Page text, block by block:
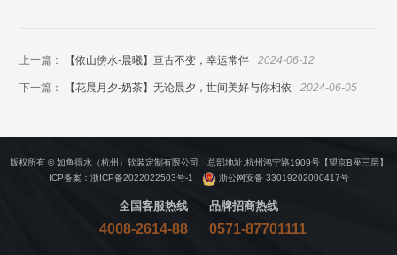
上一篇： 【依山傍水-晨曦】亘古不变，幸运常伴 2024-06-12
下一篇： 【花晨月夕-奶茶】无论晨夕，世间美好与你相依 2024-06-05
版权所有 © 如鱼得水（杭州）软装定制有限公司 总部地址.杭州鸿宁路1909号【望京B座三层】
ICP备案： 浙ICP备2022022503号-1 浙公网安备 33019202000417号
全国客服热线
4008-2614-88
品牌招商热线
0571-87701111